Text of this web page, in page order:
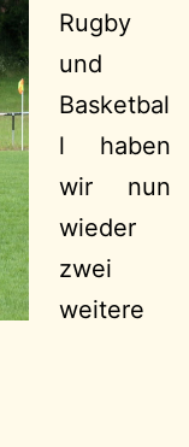
Rugby
und
Basketbal
l haben
wir nun
wieder
zwei
weitere